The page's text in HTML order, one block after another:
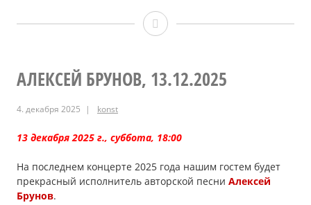
«Ща
и
«Эхо»
Карлсруэ),
10.1.2026
АЛЕКСЕЙ БРУНОВ, 13.12.2025
4. декабря 2025 konst
13 декабря 2025 г., суббота, 18:00
На последнем концерте 2025 года нашим гостем будет
прекрасный исполнитель авторской песни Алексей
Брунов.